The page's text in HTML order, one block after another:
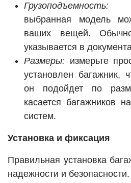
Грузоподъемность:
выбранная модель
ваших вещей. Обычно
указывается в
Размеры: измерьте
установлен багажник,
он подойдет по
касается багажников
систем.
Установка и фиксация
Правильная установка
надежности и безопасности.